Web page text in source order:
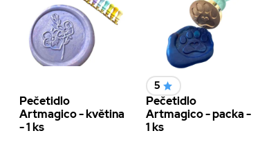
Pečetidlo
Artmagico - květina
- 1 ks
5
Pečetidlo
Artmagico - packa -
1 ks